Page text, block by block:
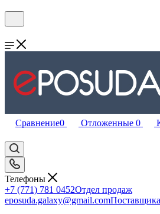
Сравнение0 Отложенные 0
Телефоны
+7 (771) 781 0452Отдел продаж
eposuda.galaxy@gmail.com